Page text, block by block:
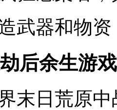
武器和物资
后余生游
末日荒原